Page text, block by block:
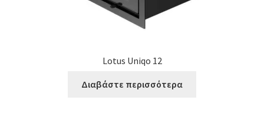
Lotus Uniqo 12
Διαβάστε περισσότερα